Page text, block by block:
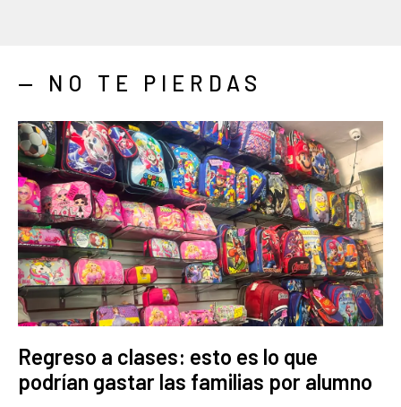
— NO TE PIERDAS
Regreso a clases: esto es lo que
podrían gastar las familias por alumno